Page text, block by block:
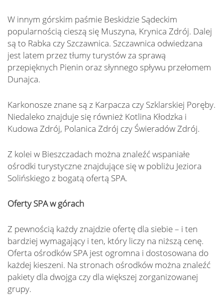
W innym górskim paśmie Beskidzie Sądeckim
popularnością cieszą się Muszyna, Krynica Zdrój. Dalej
są to Rabka czy Szczawnica. Szczawnica odwiedzana
jest latem przez tłumy turystów za sprawą
przepięknych Pienin oraz słynnego spływu przełomem
Dunajca.
Karkonosze znane są z Karpacza czy Szklarskiej Poręby.
Niedaleko znajduje się również Kotlina Kłodzka i
Kudowa Zdrój, Polanica Zdrój czy Świeradów Zdrój.
Z kolei w Bieszczadach można znaleźć wspaniałe
ośrodki turystyczne znajdujące się w pobliżu Jeziora
Solińskiego z bogatą ofertą SPA.
Oferty SPA w górach
Z pewnością każdy znajdzie ofertę dla siebie – i ten
bardziej wymagający i ten, który liczy na niższą cenę.
Oferta ośrodków SPA jest ogromna i dostosowana do
każdej kieszeni. Na stronach ośrodków można znaleźć
pakiety dla dwojga czy dla większej zorganizowanej
grupy.